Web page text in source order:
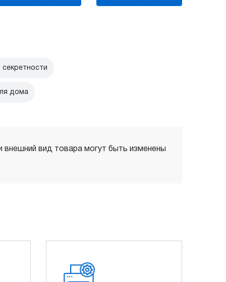
дома
внешний вид товара могут быть изменены